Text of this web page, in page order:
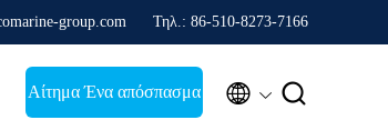
group.com Τηλ.: 86-510-8273-7166
Αίτημα Ένα απόσπασμα  